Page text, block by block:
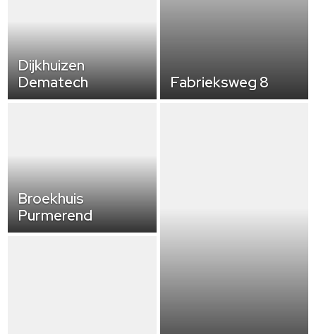
Fabrieksweg 8
Dijkhuizen
Dematech
Broekhuis
Purmerend